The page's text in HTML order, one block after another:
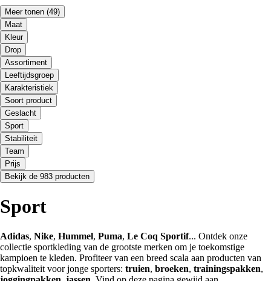
Meer tonen (49)
Maat
Kleur
Drop
Assortiment
Leeftijdsgroep
Karakteristiek
Soort product
Geslacht
Sport
Stabiliteit
Team
Prijs
Bekijk de 983 producten
Sport
Adidas, Nike, Hummel, Puma, Le Coq Sportif... Ontdek onze
collectie sportkleding van de grootste merken om je toekomstige
kampioen te kleden. Profiteer van een breed scala aan producten van
topkwaliteit voor jonge sporters: truien, broeken, trainingspakken,